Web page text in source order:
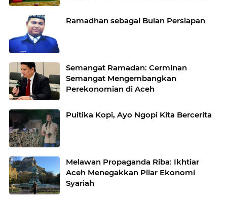
Ramadhan sebagai Bulan Persiapan
Semangat Ramadan: Cerminan
Semangat Mengembangkan
Perekonomian di Aceh
Puitika Kopi, Ayo Ngopi Kita Bercerita
Melawan Propaganda Riba: Ikhtiar
Aceh Menegakkan Pilar Ekonomi
Syariah